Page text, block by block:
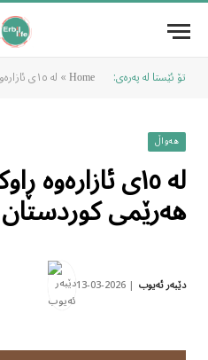
تۆ ئێستا لە پەرەی: Home
» لە ١٥ی ئازارەوە ڕاوکردنی ماسی لە هەرێمی کوردستان قەدەغە دەکرێت
هەواڵ
لە ١٥ی
هەرێمی
دێبەر ئەیوب 2026-03-13